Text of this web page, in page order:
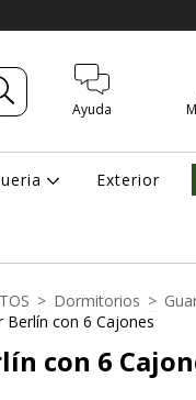
Ayuda
Exterior
> Dormitorios >
Berlín con 6 Cajones
con 6